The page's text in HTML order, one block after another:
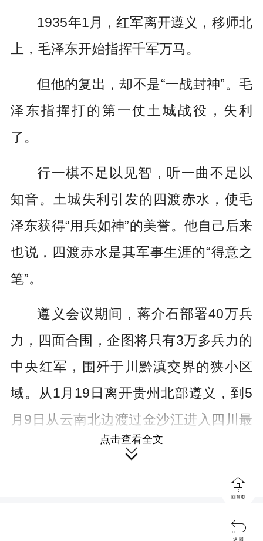
1935年1月，红军离开遵义，移师北
上，毛泽东开始指挥千军万马。
但他的复出，却不是“一战封神”。毛
泽东指挥打的第一仗土城战役，失利
了。
行一棋不足以见智，听一曲不足以
知音。土城失利引发的四渡赤水，使毛
泽东获得“用兵如神”的美誉。他自己后来
也说，四渡赤水是其军事生涯的“得意之
笔”。
遵义会议期间，蒋介石部署40万兵
力，四面合围，企图将只有3万多兵力的
中央红军，围歼于川黔滇交界的狭小区
域。从1月19日离开贵州北部遵义，到5
月9日从云南北边渡过金沙江进入四川最
南端，从而摆脱强大敌军的围追堵截，
的110天，也是考验毛泽东到底“行不
行”的110天，更是红军官兵最终“信不
点击查看全文


回首页

返 回